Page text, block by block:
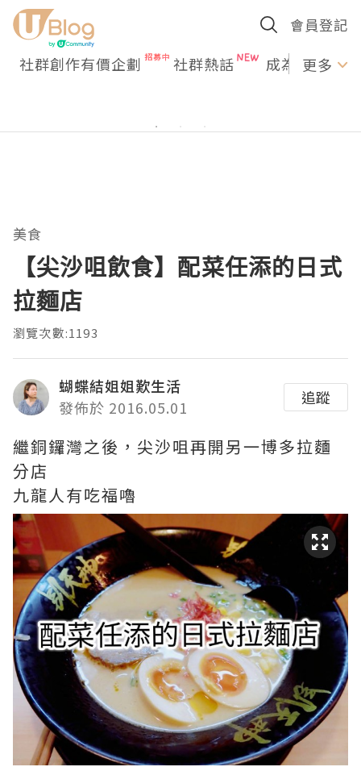
會員登記
社群創作有價企劃 社群熱話 成為U更多
美食
【尖沙咀飲食】配菜任添的日式
拉麵店
瀏覽次數:1193
蝴蝶結姐姐歎生活
發佈於 2016.05.01
追蹤
繼銅鑼灣之後，尖沙咀再開另一博多拉麵
分店
九龍人有吃福嚕